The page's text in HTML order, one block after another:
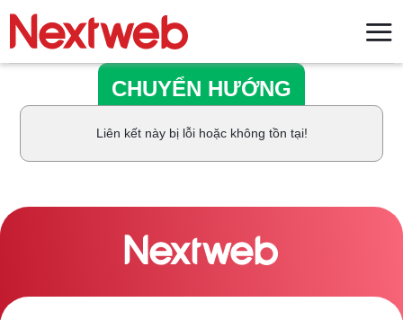
qua
nội
dung
CHUYỂN HƯỚNG
Liên kết này bị lỗi hoặc không tồn tại!